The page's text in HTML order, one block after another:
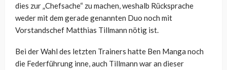
dies zur „Chefsache“ zu machen, weshalb Rücksprache
weder mit dem gerade genannten Duo noch mit
Vorstandschef Matthias Tillmann nötig ist.
Bei der Wahl des letzten Trainers hatte Ben Manga noch
die Federführung inne, auch Tillmann war an dieser